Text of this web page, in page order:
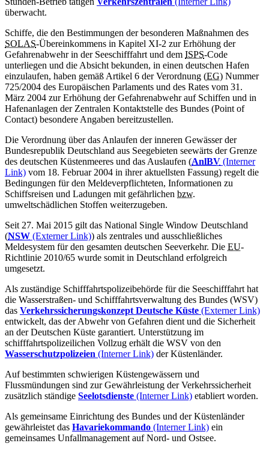
überwacht.
Schiffe, die den Bestimmungen der besonderen Maßnahmen des
SOLAS-Übereinkommens in Kapitel XI-2 zur Erhöhung der
Gefahrenabwehr in der Seeschifffahrt und dem ISPS-Code
unterliegen und die Absicht bekunden, in einen deutschen Hafen
einzulaufen, haben gemäß Artikel 6 der Verordnung (EG) Nummer
725/2004 des Europäischen Parlaments und des Rates vom 31.
März 2004 zur Erhöhung der Gefahrenabwehr auf Schiffen und in
Hafenanlagen der Zentralen Kontaktstelle des Bundes (Point of
Contact) besondere Angaben bereitzustellen.
Die Verordnung über das Anlaufen der inneren Gewässer der
Bundesrepublik Deutschland aus Seegebieten seewärts der Grenze
des deutschen Küstenmeeres und das Auslaufen (AnlBV (Interner
Link) vom 18. Februar 2004 in ihrer aktuellsten Fassung) regelt die
Bedingungen für den Meldeverpflichteten, Informationen zu
Schiffsreisen und Ladungen mit gefährlichen bzw.
umweltschädlichen Stoffen weiterzugeben.
Seit 27. Mai 2015 gilt das National Single Window Deutschland
(NSW (Externer Link)) als zentrales und ausschließliches
Meldesystem für den gesamten deutschen Seeverkehr. Die EU-
Richtlinie 2010/65 wurde somit in Deutschland erfolgreich
umgesetzt.
Als zuständige Schifffahrtspolizeibehörde für die Seeschifffahrt hat
die Wasserstraßen- und Schifffahrtsverwaltung des Bundes (WSV)
das Verkehrssicherungskonzept Deutsche Küste (Externer Link)
entwickelt, das der Abwehr von Gefahren dient und die Sicherheit
an der Deutschen Küste garantiert. Unterstützung im
schifffahrtspolizeilichen Vollzug erhält die WSV von den
Wasserschutzpolizeien (Interner Link) der Küstenländer.
Auf bestimmten schwierigen Küstengewässern und
Flussmündungen sind zur Gewährleistung der Verkehrssicherheit
zusätzlich ständige Seelotsdienste (Interner Link) etabliert worden.
Als gemeinsame Einrichtung des Bundes und der Küstenländer
gewährleistet das Havariekommando (Interner Link) ein
gemeinsames Unfallmanagement auf Nord- und Ostsee.